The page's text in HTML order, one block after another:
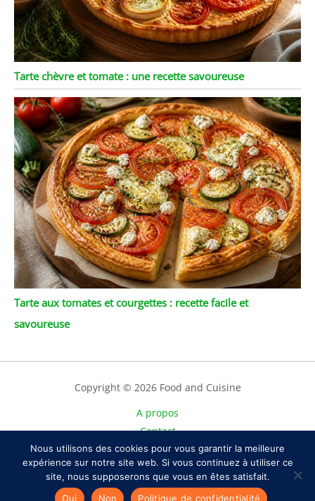
Tarte chèvre et tomate : une recette savoureuse
Tarte aux tomates et courgettes : recette facile et
savoureuse
Copyright © 2026 Food and Cuisine
A propos
Contact
Plan du site
Mentions légales
Politique de confidentialité
Nous utilisons des cookies pour vous garantir la meilleure
expérience sur notre site web. Si vous continuez à utiliser ce
site, nous supposerons que vous en êtes satisfait.
Oui
Non Politique de confidentialité